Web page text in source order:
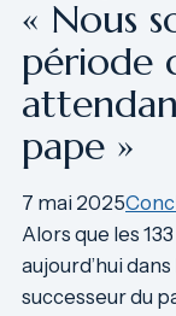
« Nous
période
pape »
7 mai 2025
Alors que les
aujourd’hui
successeur du